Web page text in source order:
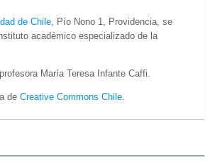
de Chile, Pío Nono 1, Providencia, se
académico especializado de la
María Teresa Infante Caffi.
de Creative Commons Chile.